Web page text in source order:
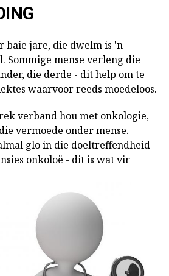
baie jare, die dwelm is 'n
Sommige mense verleng die
die derde - dit help om te
waarvoor reeds moedeloos.
verband hou met onkologie,
vermoede onder mense.
glo in die doeltreffendheid
onkoloë - dit is wat vir